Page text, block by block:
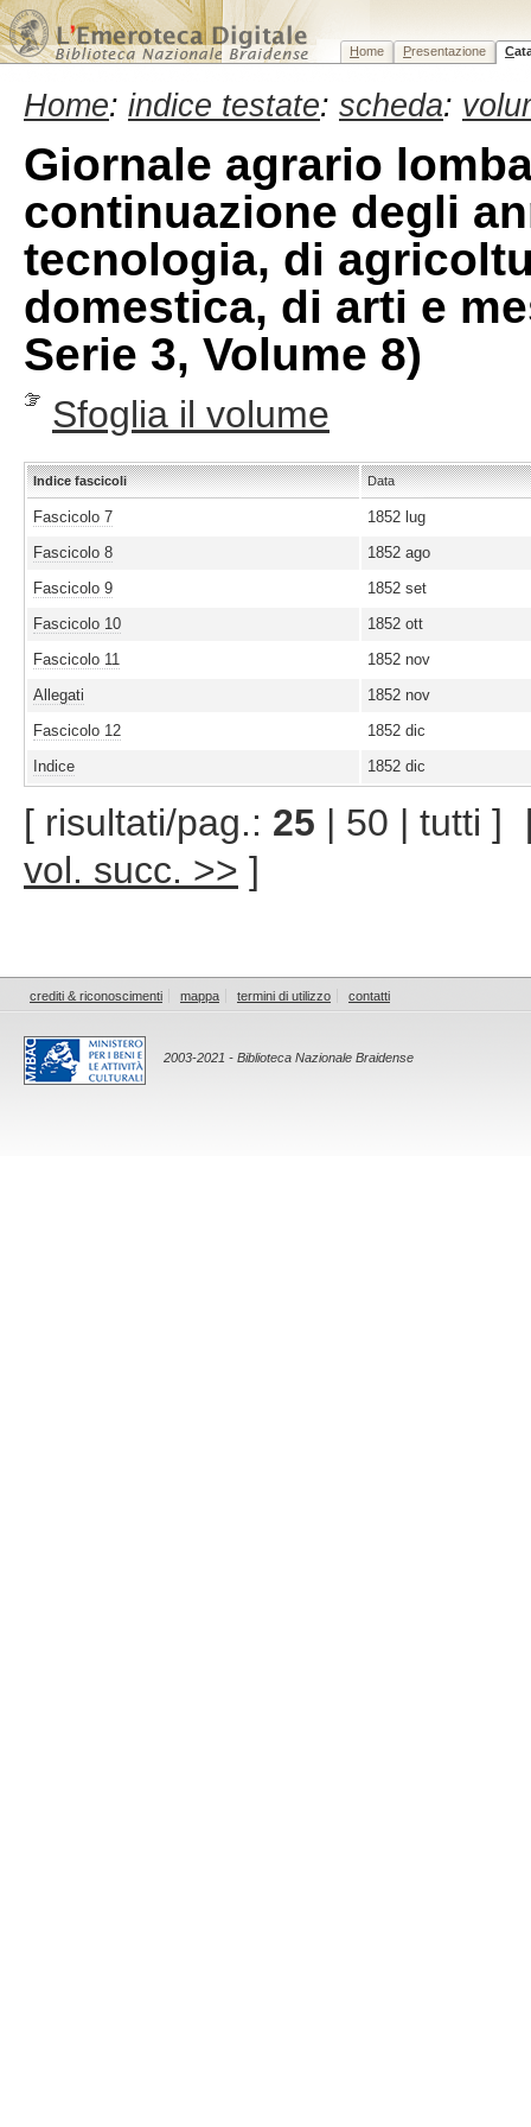
Home Presentazione C
Home: indice testate: scheda:
Giornale agrario
continuazione degli
tecnologia, di
domestica, di arti e
Serie 3, Volume 8)
Sfoglia il volume
Indice fascicoli Data
Fascicolo 7
1852 lug
Fascicolo 8
1852 ago
Fascicolo 9
1852 set
Fascicolo 10
1852 ott
Fascicolo 11
1852 nov
Allegati
1852 nov
Fascicolo 12
1852 dic
Indice
1852 dic
[ risultati/pag.: 25 | 50 | tutti ]
vol. succ. >> ]
crediti & riconoscimenti mappa termini di utilizzo contatti
2003-2021 - Biblioteca Nazionale Braidense